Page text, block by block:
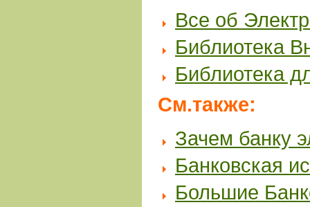
Все об
Библиотека
Библиотека
См.также:
Зачем банку
Банковская
Большие